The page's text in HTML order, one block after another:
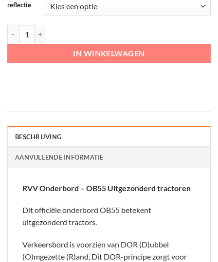
reflectie
IN WINKELWAGEN
BESCHRIJVING
AANVULLENDE INFORMATIE
RVV Onderbord – OB55 Uitgezonderd tractoren
Dit officiële onderbord OB55 betekent
uitgezonderd tractors.
Verkeersbord is voorzien van DOR (D)ubbel
(O)mgezette (R)and, Dit DOR-principe zorgt voor